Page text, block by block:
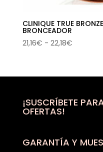
CLINIQUE TRUE
BRONCEADOR
21,16€ - 22,18€Rango
desde
hasta
¡SUSCRÍBETE
OFERTAS!
GARANTÍA Y